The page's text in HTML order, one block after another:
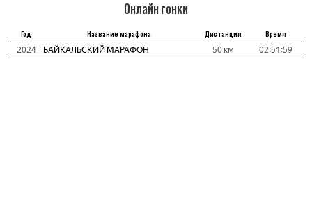
Онлайн гонки
Год Название марафона Дистанция Время
2024 БАЙКАЛЬСКИЙ МАРАФОН 50 км 02:51:59